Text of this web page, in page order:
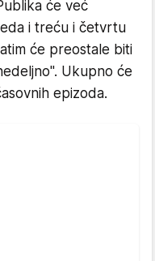
će već
i treću i četvrtu
će preostale biti
Ukupno će
epizoda.